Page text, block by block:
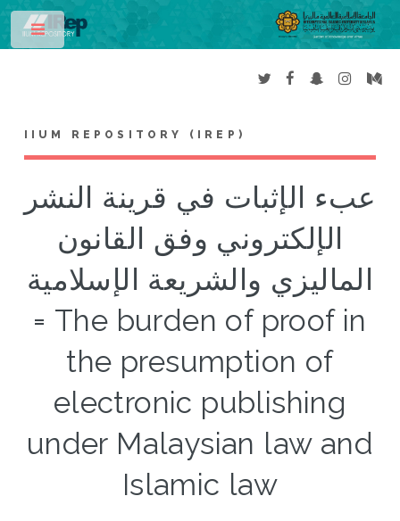
IIUM REPOSITORY (IREP)
عبء الإثبات في قرينة النشر
الإلكتروني وفق القانون
الماليزي والشريعة الإسلامية
= The burden of proof in
the presumption of
electronic publishing
under Malaysian law and
Islamic law
Toggle